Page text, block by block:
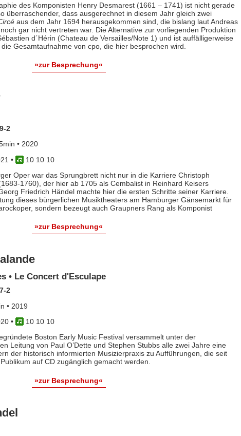
des Komponisten Henry Desmarest (1661 – 1741) ist nicht gerade
überraschender, dass ausgerechnet in diesem Jahr gleich zwei
aus dem Jahr 1694 herausgekommen sind, die bislang laut Andreas
gar nicht vertreten war. Die Alternative zur vorliegenden Produktion
d´Hérin (Chateau de Versailles/Note 1) und ist auffälligerweise
Gesamtaufnahme von cpo, die hier besprochen wird.
»zur Besprechung«
2
• 2020
•
10 10 10
Oper war das Sprungbrett nicht nur in die Karriere Christoph
1760), der hier ab 1705 als Cembalist in Reinhard Keisers
Friedrich Händel machte hier die ersten Schritte seiner Karriere.
dieses bürgerlichen Musiktheaters am Hamburger Gänsemarkt für
sondern bezeugt auch Graupners Rang als Komponist
»zur Besprechung«
• Le Concert d'Esculape
2
• 2019
•
10 10 10
Boston Early Music Festival versammelt unter der
Leitung von Paul O’Dette und Stephen Stubbs alle zwei Jahre eine
der historisch informierten Musizierpraxis zu Aufführungen, die seit
auf CD zugänglich gemacht werden.
»zur Besprechung«